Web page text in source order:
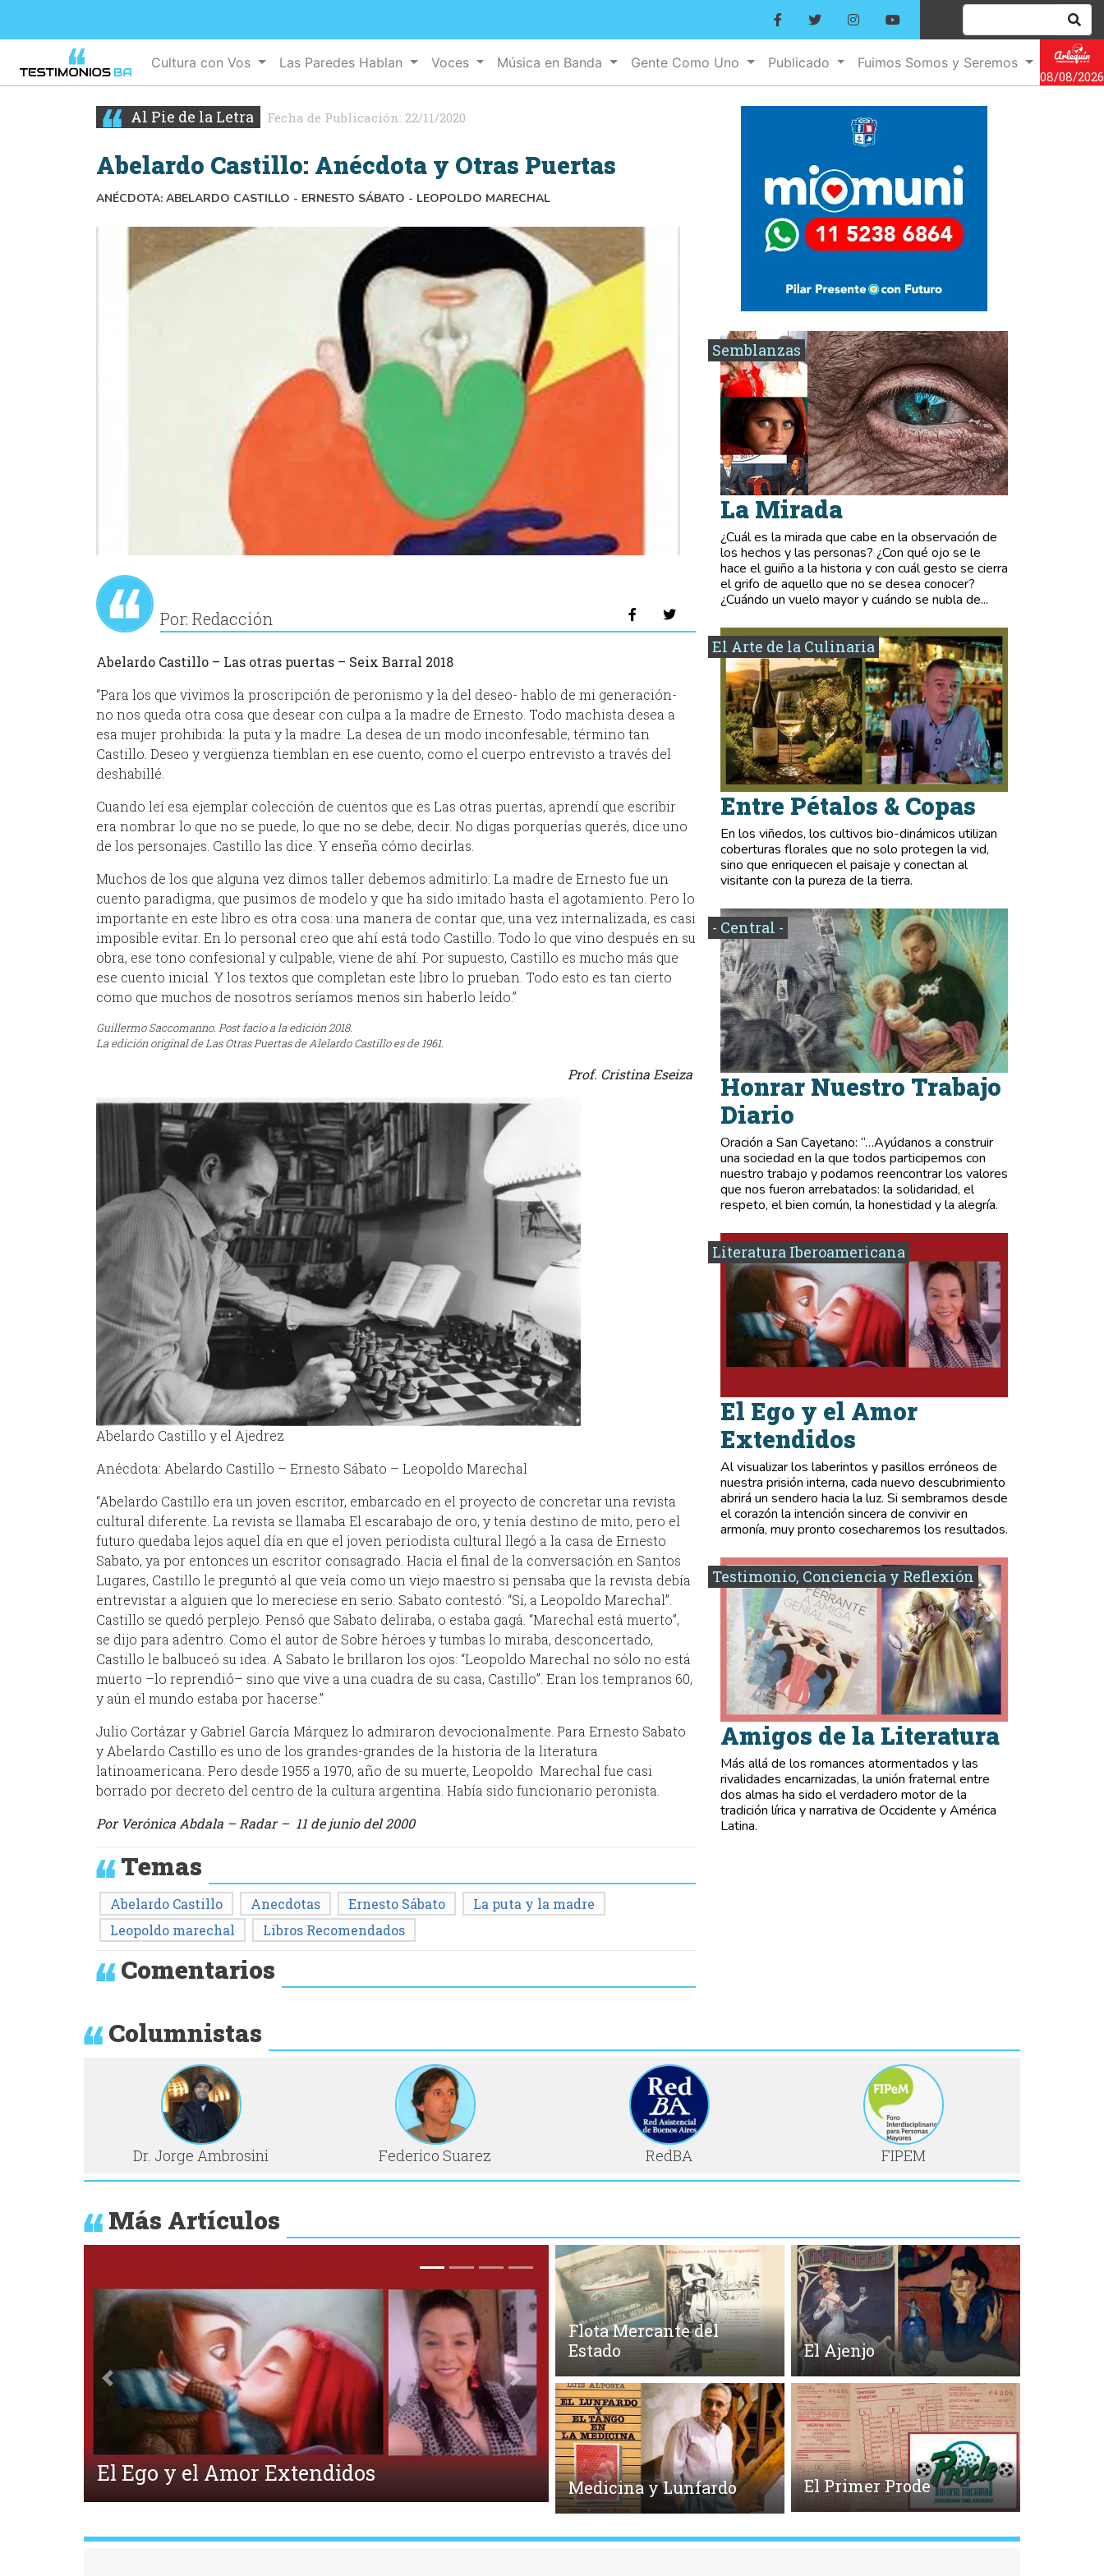
Cultura con Vos Las Paredes Hablan Voces Música en Banda Gente Como Uno Publicado
Fuimos Somos y Seremos
08/08/2026
Al Pie de la Letra Fecha de Publicación: 22/11/2020
Abelardo Castillo: Anécdota y Otras Puertas
ANÉCDOTA: ABELARDO CASTILLO - ERNESTO SÁBATO - LEOPOLDO MARECHAL
Por: Redacción
Abelardo Castillo – Las otras puertas – Seix Barral 2018
“Para los que vivimos la proscripción de peronismo y la del deseo- hablo de mi generación-
no nos queda otra cosa que desear con culpa a la madre de Ernesto. Todo machista desea a
esa mujer prohibida: la puta y la madre. La desea de un modo inconfesable, término tan
Castillo. Deseo y vergüenza tiemblan en ese cuento, como el cuerpo entrevisto a través del
deshabillé.
Cuando leí esa ejemplar colección de cuentos que es Las otras puertas, aprendí que escribir
era nombrar lo que no se puede, lo que no se debe, decir. No digas porquerías querés, dice uno
de los personajes. Castillo las dice. Y enseña cómo decirlas.
Muchos de los que alguna vez dimos taller debemos admitirlo: La madre de Ernesto fue un
cuento paradigma, que pusimos de modelo y que ha sido imitado hasta el agotamiento. Pero lo
importante en este libro es otra cosa: una manera de contar que, una vez internalizada, es casi
imposible evitar. En lo personal creo que ahí está todo Castillo. Todo lo que vino después en su
obra, ese tono confesional y culpable, viene de ahí. Por supuesto, Castillo es mucho más que
ese cuento inicial. Y los textos que completan este libro lo prueban. Todo esto es tan cierto
como que muchos de nosotros seríamos menos sin haberlo leído.”
Guillermo Saccomanno. Post facio a la edición 2018.
La edición original de Las Otras Puertas de Alelardo Castillo es de 1961.
Prof. Cristina Eseiza
Abelardo Castillo y el Ajedrez
Anécdota: Abelardo Castillo – Ernesto Sábato – Leopoldo Marechal
“Abelardo Castillo era un joven escritor, embarcado en el proyecto de concretar una revista
cultural diferente. La revista se llamaba El escarabajo de oro, y tenía destino de mito, pero el
futuro quedaba lejos aquel día en que el joven periodista cultural llegó a la casa de Ernesto
Sabato, ya por entonces un escritor consagrado. Hacia el final de la conversación en Santos
Lugares, Castillo le preguntó al que veía como un viejo maestro si pensaba que la revista debía
entrevistar a alguien que lo mereciese en serio. Sabato contestó: “Sí, a Leopoldo Marechal”.
Castillo se quedó perplejo. Pensó que Sabato deliraba, o estaba gagá. “Marechal está muerto”,
se dijo para adentro. Como el autor de Sobre héroes y tumbas lo miraba, desconcertado,
Castillo le balbuceó su idea. A Sabato le brillaron los ojos: “Leopoldo Marechal no sólo no está
muerto –lo reprendió– sino que vive a una cuadra de su casa, Castillo”. Eran los tempranos 60,
y aún el mundo estaba por hacerse.”
Julio Cortázar y Gabriel García Márquez lo admiraron devocionalmente. Para Ernesto Sabato
y Abelardo Castillo es uno de los grandes-grandes de la historia de la literatura
latinoamericana. Pero desde 1955 a 1970, año de su muerte, Leopoldo Marechal fue casi
borrado por decreto del centro de la cultura argentina. Había sido funcionario peronista.
Por Verónica Abdala – Radar – 11 de junio del 2000
Temas
Abelardo Castillo Anecdotas Ernesto Sábato
La puta y la madre
Leopoldo marechal
Libros Recomendados
Comentarios
Semblanzas
La Mirada
¿Cuál es la mirada que cabe en la observación de
los hechos y las personas? ¿Con qué ojo se le
hace el guiño a la historia y con cuál gesto se cierra
el grifo de aquello que no se desea conocer?
¿Cuándo un vuelo mayor y cuándo se nubla de...
El Arte de la Culinaria
Entre Pétalos & Copas
En los viñedos, los cultivos bio-dinámicos utilizan
coberturas florales que no solo protegen la vid,
sino que enriquecen el paisaje y conectan al
visitante con la pureza de la tierra.
- Central -
Honrar Nuestro Trabajo
Diario
Oración a San Cayetano: “…Ayúdanos a construir
una sociedad en la que todos participemos con
nuestro trabajo y podamos reencontrar los valores
que nos fueron arrebatados: la solidaridad, el
respeto, el bien común, la honestidad y la alegría.
Literatura Iberoamericana
El Ego y el Amor
Extendidos
Al visualizar los laberintos y pasillos erróneos de
nuestra prisión interna, cada nuevo descubrimiento
abrirá un sendero hacia la luz. Si sembramos desde
el corazón la intención sincera de convivir en
armonía, muy pronto cosecharemos los resultados.
Testimonio, Conciencia y Reflexión
Amigos de la Literatura
Más allá de los romances atormentados y las
rivalidades encarnizadas, la unión fraternal entre
dos almas ha sido el verdadero motor de la
tradición lírica y narrativa de Occidente y América
Latina.
Columnistas
Dr. Jorge Ambrosini Federico Suarez RedBA FIPEM
Más Artículos
¿Qué es la Ecpatía?
Anterior Siguiente
Flota Mercante del
Estado
El Ajenjo
Medicina y Lunfardo El Primer Prode